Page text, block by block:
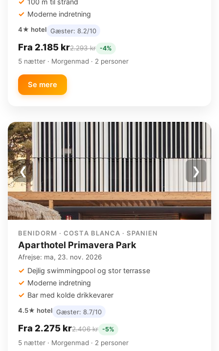
Moderne indretning
4★ hotel Gæster: 8.2/10
Fra 2.185 kr2.293 kr -4%
5 nætter · Morgenmad · 2 personer
Se mere
❮ ❯
BENIDORM · COSTA BLANCA · SPANIEN
Aparthotel Primavera Park
Afrejse: ma, 23. nov. 2026
Dejlig swimmingpool og stor terrasse
Moderne indretning
Bar med kolde drikkevarer
4.5★ hotel Gæster: 8.7/10
Fra 2.275 kr2.406 kr -5%
5 nætter · Morgenmad · 2 personer